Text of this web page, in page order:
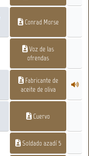
Conrad Morse
Voz de las
ofrendas
Fabricante de
aceite de oliva
Cuervo
Soldado azadí 5